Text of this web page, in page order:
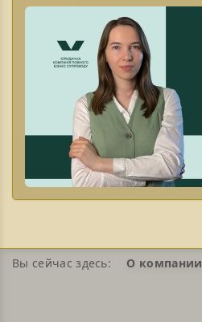
Вы сейчас здесь: О компании